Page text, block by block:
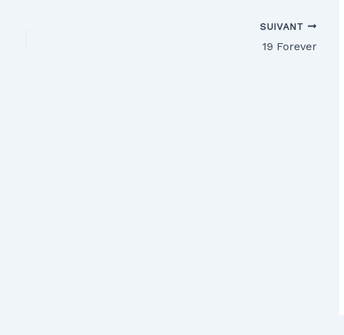
SUIVANT
19 Forever